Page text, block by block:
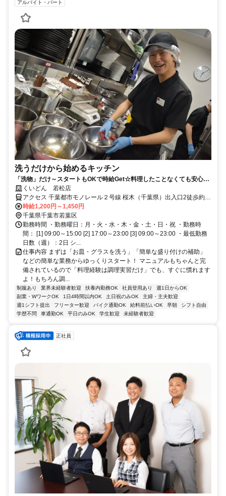
アルバイト・パート
洗うだけから始めるキッチン
「洗物」だけ～スタートもOKで時給Get☆料理したことなくても安心◎
未経験者大歓迎！
くいどん 若松店
アクセス 千葉都市モノレール２号線 桜木（千葉県）出入口2徒歩約9
分、ＪＲ総武本線 都賀東口徒歩約22分 千葉モノレール桜木駅歩9分
時給1,200円～1,450円
千葉県千葉市若葉区
勤務時間 ・勤務曜日：月・火・水・木・金・土・日・祝 ・勤務時
間： [1] 09:00～15:00 [2] 17:00～23:00 [3] 09:00～23:00 ・最低勤務
日数（週）：2日 シ...
仕事内容 まずは「お皿・グラスを洗う」「簡単な盛り付けの補助」
などの簡単な業務からゆっくりスタート！ マニュアルもちゃんと完
備されているので「料理経験は調理実習だけ」でも、すぐに慣れます
よ！もちろん調...
制服あり 業界未経験者歓迎 扶養内勤務OK 社員登用あり
週1日からOK
副業・WワークOK
1日4時間以内OK 土日祝のみOK
主婦・主夫歓迎
週1シフト提出
フリーター歓迎 バイク通勤OK 給料前払いOK 早朝
シフト自由
学歴不問
車通勤OK 平日のみOK 学生歓迎 未経験者歓迎
正社員